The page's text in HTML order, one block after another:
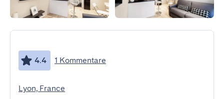
4.4 1 Kommentare
Lyon, France